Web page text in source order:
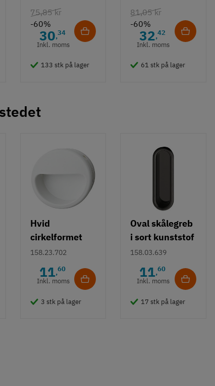
75,85 kr
-60%
30,34
Inkl. moms
133 stk på lager
- 490 mm
81,05 kr
-60%
32,42
Inkl. moms
61 stk på lager
Hvid
cirkelformet
skålegreb i
kunststof Ø55
mm
158.23.702
11,60
Inkl. moms
3 stk på lager
Oval skålegreb
i sort kunststof
158.03.639
11,60
Inkl. moms
17 stk på lager